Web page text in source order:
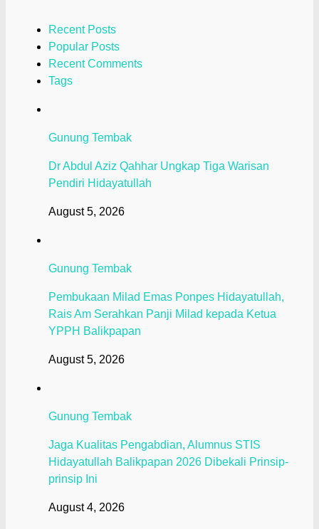
Recent Posts
Popular Posts
Recent Comments
Tags
Gunung Tembak
Dr Abdul Aziz Qahhar Ungkap Tiga Warisan
Pendiri Hidayatullah
August 5, 2026
Gunung Tembak
Pembukaan Milad Emas Ponpes Hidayatullah,
Rais Am Serahkan Panji Milad kepada Ketua
YPPH Balikpapan
August 5, 2026
Gunung Tembak
Jaga Kualitas Pengabdian, Alumnus STIS
Hidayatullah Balikpapan 2026 Dibekali Prinsip-
prinsip Ini
August 4, 2026